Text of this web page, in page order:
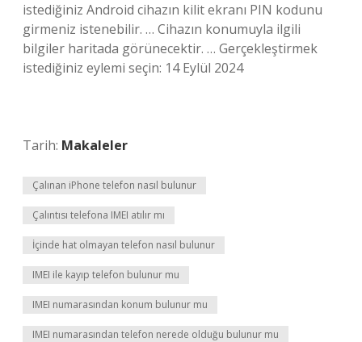
istediğiniz Android cihazın kilit ekranı PIN kodunu
girmeniz istenebilir. … Cihazın konumuyla ilgili
bilgiler haritada görünecektir. … Gerçekleştirmek
istediğiniz eylemi seçin: 14 Eylül 2024
Tarih: Makaleler
Çalınan iPhone telefon nasıl bulunur
Çalıntısı telefona IMEI atılır mı
İçinde hat olmayan telefon nasıl bulunur
IMEI ile kayıp telefon bulunur mu
IMEI numarasından konum bulunur mu
IMEI numarasından telefon nerede olduğu bulunur mu